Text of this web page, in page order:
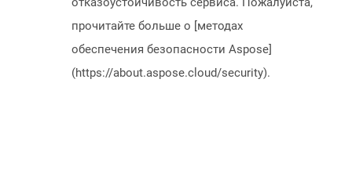
прочитайте больше о [методах
обеспечения безопасности Aspose]
(https://about.aspose.cloud/security).